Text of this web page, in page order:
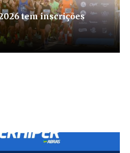
tem inscrições